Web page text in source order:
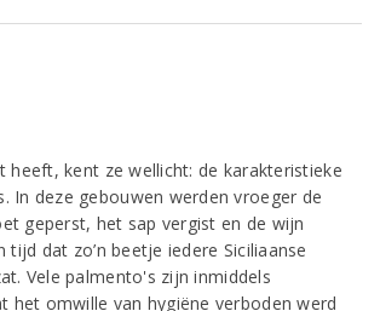
heeft, kent ze wellicht: de karakteristieke
In deze gebouwen werden vroeger de
geperst, het sap vergist en de wijn
tijd dat zo’n beetje iedere Siciliaanse
Vele palmento's zijn inmiddels
het omwille van hygiëne verboden werd